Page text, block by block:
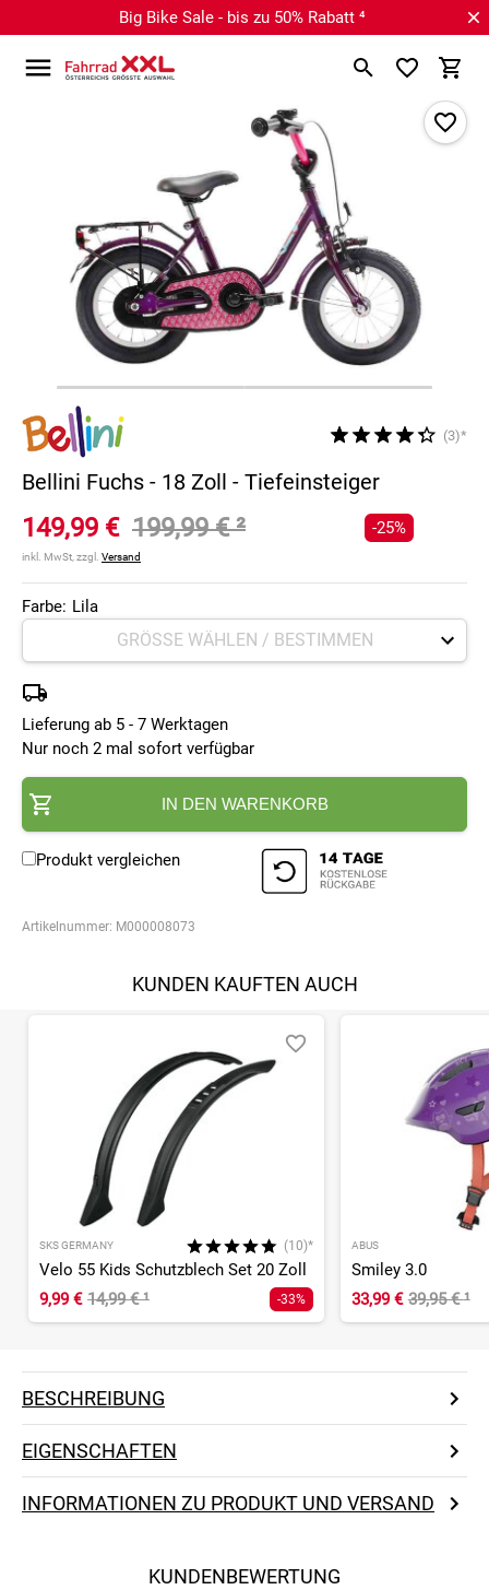
Big Bike Sale - bis zu 50% Rabatt ⁴
(3)*
Bellini Fuchs - 18 Zoll - Tiefeinsteiger
149,99 € 199,99 €²
inkl. MwSt, zzgl. Versand
-25%
Farbe: Lila
Lieferung ab 5 - 7 Werktagen
Nur noch 2 mal sofort verfügbar
IN DEN WARENKORB
Produkt vergleichen
Artikelnummer: M000008073
KUNDEN KAUFTEN AUCH
SKS GERMANY (10)*
Velo 55 Kids Schutzblech Set 20 Zoll
9,99 € 14,99 €¹ -33%
ABUS
Smiley 3.0
33,99 € 39,95 €¹
BESCHREIBUNG
EIGENSCHAFTEN
INFORMATIONEN ZU PRODUKT UND VERSAND
KUNDENBEWERTUNG